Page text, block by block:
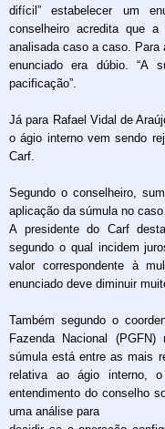
difícil” estabelecer um
conselheiro acredita que
analisada caso a caso. Para
enunciado era dúbio. “A
pacificação”.
Já para Rafael Vidal de
o ágio interno vem sendo
Carf.
Segundo o conselheiro,
aplicação da súmula no caso
A presidente do Carf
segundo o qual incidem
valor correspondente à
enunciado deve diminuir
Também segundo o
Fazenda Nacional
súmula está entre as mais
relativa ao ágio interno,
entendimento do conselho
uma análise para